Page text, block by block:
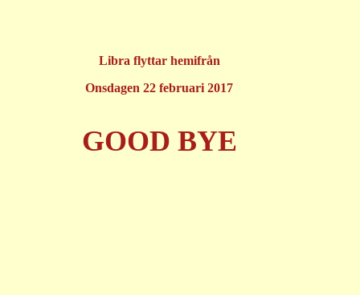
Libra flyttar hemifrån
Onsdagen 22 februari 2017
GOOD BYE